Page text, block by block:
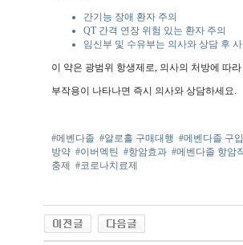
간기능 장애 환자 주의
QT 간격 연장 위험 있는 환자 주의
임신부 및 수유부는 의사와 상담 후
이 약은 광범위 항생제로, 의사의 처방에 따
부작용이 나타나면 즉시 의사와 상담하세요.
#메벤다졸 #알로홀 구매대행 #메벤다졸 구
방약 #이버멕틴 #항암효과 #메벤다졸 항암
충제
#코로나치료제